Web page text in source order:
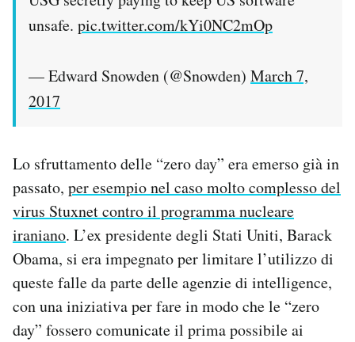
unsafe. pic.twitter.com/kYi0NC2mOp
— Edward Snowden (@Snowden) March 7,
2017
Lo sfruttamento delle “zero day” era emerso già in
passato, per esempio nel caso molto complesso del
virus Stuxnet contro il programma nucleare
iraniano. L’ex presidente degli Stati Uniti, Barack
Obama, si era impegnato per limitare l’utilizzo di
queste falle da parte delle agenzie di intelligence,
con una iniziativa per fare in modo che le “zero
day” fossero comunicate il prima possibile ai